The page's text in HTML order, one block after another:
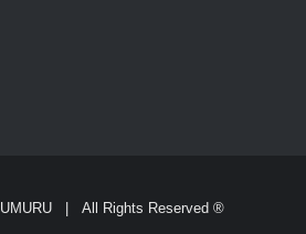
UMURU| All Rights Reserved ®